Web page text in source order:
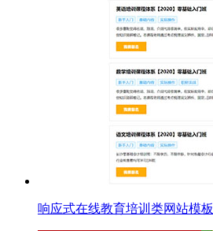
响应式在线教育培训类网站模板